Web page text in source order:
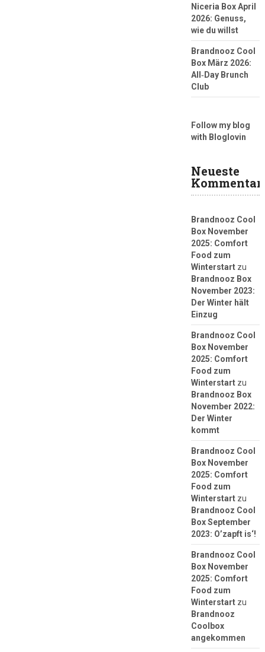
Niceria Box April
2026: Genuss,
wie du willst
Brandnooz Cool
Box März 2026:
All‑Day Brunch
Club
Follow my blog
with Bloglovin
Neueste
Brandnooz Cool
Box November
2025: Comfort
Food zum
Winterstartzu
Brandnooz Box
November 2023:
Der Winter hält
Einzug
Brandnooz Cool
Box November
2025: Comfort
Food zum
Winterstartzu
Brandnooz Box
November 2022:
Der Winter
kommt
Brandnooz Cool
Box November
2025: Comfort
Food zum
Winterstartzu
Brandnooz Cool
Box September
2023: O’zapft is‘!
Brandnooz Cool
Box November
2025: Comfort
Food zum
Winterstartzu
Brandnooz
Coolbox
angekommen